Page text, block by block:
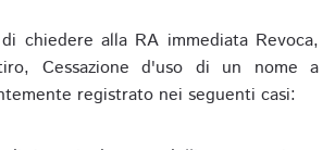
chiedere alla RA immediata Revoca,
Cessazione d'uso di un nome a
registrato nei seguenti casi: